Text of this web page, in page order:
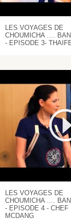
LES VOYAGES DE
CHOUMICHA ….
- EPISODE 3-
LES VOYAGES DE
CHOUMICHA ….
- EPISODE 4 - CHEF
MCDANG